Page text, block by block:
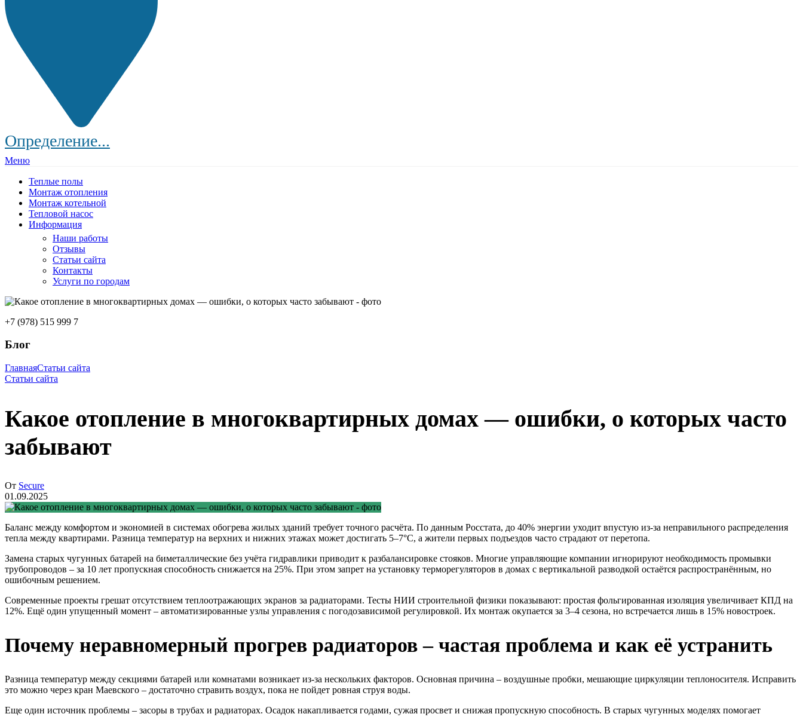
Определение...
Меню
Теплые полы
Монтаж отопления
Монтаж котельной
Тепловой насос
Информация
Наши работы
Отзывы
Статьи сайта
Контакты
Услуги по городам
+7 (978) 515 999 7
Блог
ГлавнаяСтатьи сайта
Статьи сайта
Какое отопление в многоквартирных домах — ошибки, о которых часто
забывают
От Secure
01.09.2025
Баланс между комфортом и экономией в системах обогрева жилых зданий требует точного расчёта. По данным Росстата, до 40% энергии уходит впустую из-за неправильного распределения
тепла между квартирами. Разница температур на верхних и нижних этажах может достигать 5–7°C, а жители первых подъездов часто страдают от перетопа.
Замена старых чугунных батарей на биметаллические без учёта гидравлики приводит к разбалансировке стояков. Многие управляющие компании игнорируют необходимость промывки
трубопроводов – за 10 лет пропускная способность снижается на 25%. При этом запрет на установку терморегуляторов в домах с вертикальной разводкой остаётся распространённым, но
ошибочным решением.
Современные проекты грешат отсутствием теплоотражающих экранов за радиаторами. Тесты НИИ строительной физики показывают: простая фольгированная изоляция увеличивает КПД на
12%. Ещё один упущенный момент – автоматизированные узлы управления с погодозависимой регулировкой. Их монтаж окупается за 3–4 сезона, но встречается лишь в 15% новостроек.
Почему неравномерный прогрев радиаторов – частая проблема и как её устранить
Разница температур между секциями батарей или комнатами возникает из-за нескольких факторов. Основная причина – воздушные пробки, мешающие циркуляции теплоносителя. Исправить
это можно через кран Маевского – достаточно стравить воздух, пока не пойдет ровная струя воды.
Еще один источник проблемы – засоры в трубах и радиаторах. Осадок накапливается годами, сужая просвет и снижая пропускную способность. В старых чугунных моделях помогает